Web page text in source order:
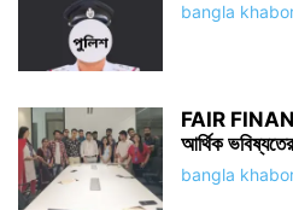
bangla
FAIR
আর্থিক
bangla